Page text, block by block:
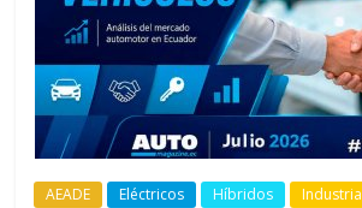
AEADE Eléctricos Híbridos Industria